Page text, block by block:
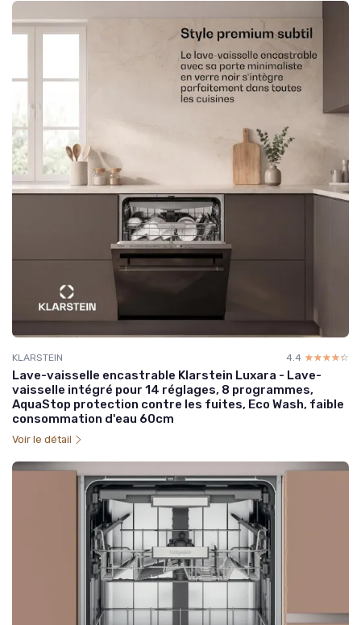
KLARSTEIN 4.4 ☆☆☆☆☆
★★★★★
Lave-vaisselle encastrable Klarstein Luxara - Lave-
vaisselle intégré pour 14 réglages, 8 programmes,
AquaStop protection contre les fuites, Eco Wash, faible
consommation d'eau 60cm
Voir le détail